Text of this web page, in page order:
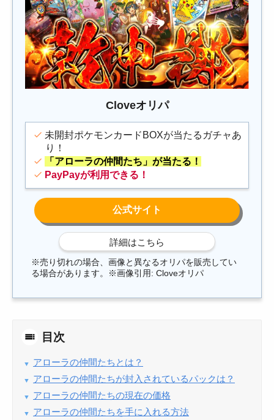
Cloveオリパ
未開封ポケモンカードBOXが当たるガチャあ
り！
「アローラの仲間たち」が当たる！
PayPayが利用できる！
※売り切れの場合、画像と異なるオリパを販売してい
る場合があります。※画像引用: Cloveオリパ
目次
アローラの仲間たちとは？
アローラの仲間たちが封入されているパックは？
アローラの仲間たちの現在の価格
アローラの仲間たちを手に入れる方法